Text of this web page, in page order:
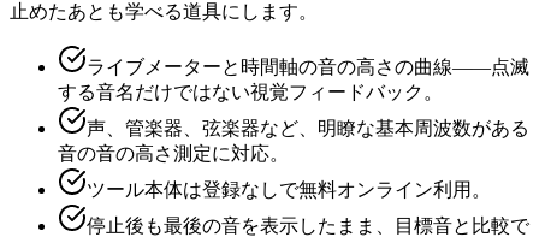
止めたあとも学べる道具にします。
ライブメーターと時間軸の音の高さの曲線——点滅
する音名だけではない視覚フィードバック。
声、管楽器、弦楽器など、明瞭な基本周波数がある
音の音の高さ測定に対応。
ツール本体は登録なしで無料オンライン利用。
停止後も最後の音を表示したまま、目標音と比較で